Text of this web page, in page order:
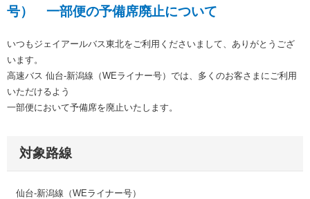
号） 一部便の予備席廃止について
いつもジェイアールバス東北をご利用くださいまして、ありがとうござ
います。
高速バス 仙台-新潟線（WEライナー号）では、多くのお客さまにご利用
いただけるよう
一部便において予備席を廃止いたします。
対象路線
仙台-新潟線（WEライナー号）